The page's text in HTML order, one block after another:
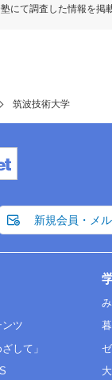
にて調査した情報を掲
筑波技術大学
新規会員・メ
ツ
して」